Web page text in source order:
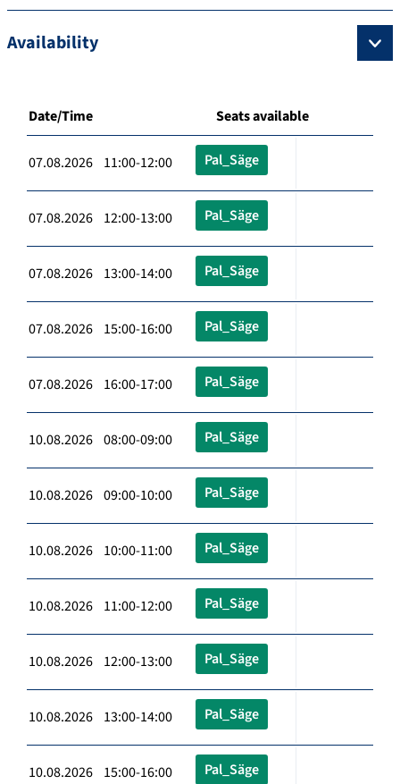
Availability
Date/Time Seats available
07.08.2026 11:00-12:00 Pal_Säge
07.08.2026 12:00-13:00 Pal_Säge
07.08.2026 13:00-14:00 Pal_Säge
07.08.2026 15:00-16:00 Pal_Säge
07.08.2026 16:00-17:00 Pal_Säge
10.08.2026 08:00-09:00 Pal_Säge
10.08.2026 09:00-10:00 Pal_Säge
10.08.2026 10:00-11:00 Pal_Säge
10.08.2026 11:00-12:00 Pal_Säge
10.08.2026 12:00-13:00 Pal_Säge
10.08.2026 13:00-14:00 Pal_Säge
10.08.2026 15:00-16:00 Pal_Säge